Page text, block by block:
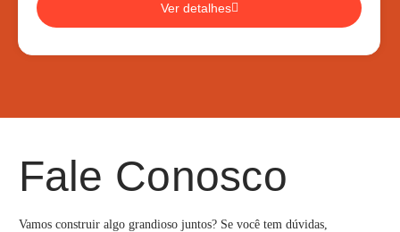
Ver detalhes
Fale Conosco
Vamos construir algo grandioso juntos? Se você tem dúvidas,